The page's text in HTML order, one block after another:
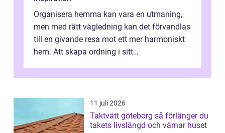
Organisera hemma kan vara en utmaning,
men med rätt vägledning kan det förvandlas
till en givande resa mot ett mer harmoniskt
hem. Att skapa ordning i sitt
11 juli 2026
Taktvätt göteborg så förlänger du
takets livslängd och värnar huset